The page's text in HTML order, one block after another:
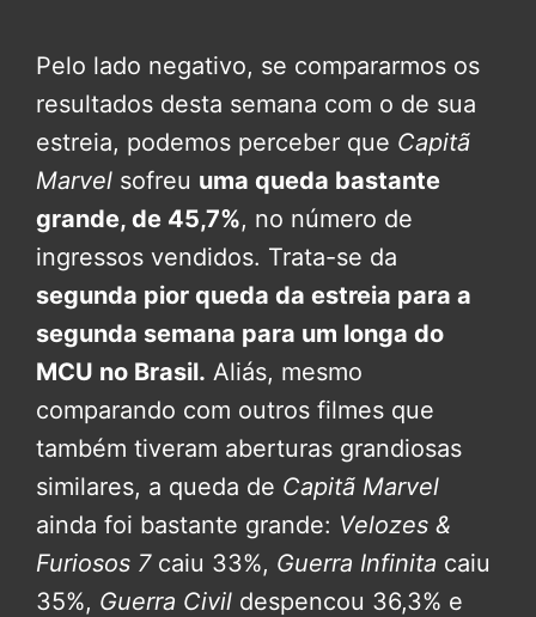
Pelo lado negativo, se compararmos os
resultados desta semana com o de sua
estreia, podemos perceber que Capitã
Marvel sofreu uma queda bastante
grande, de 45,7%, no número de
ingressos vendidos. Trata-se da
segunda pior queda da estreia para a
segunda semana para um longa do
MCU no Brasil. Aliás, mesmo
comparando com outros filmes que
também tiveram aberturas grandiosas
similares, a queda de Capitã Marvel
ainda foi bastante grande: Velozes &
Furiosos 7caiu 33%, Guerra Infinita caiu
35%, Guerra Civil despencou 36,3% e